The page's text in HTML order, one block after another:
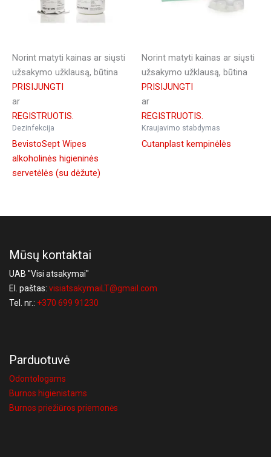
Norint matyti kainas ar siųsti
užsakymo užklausą, būtina
PRISIJUNGTI
ar
REGISTRUOTIS.
Dezinfekcija
BevistoSept Wipes
alkoholinės higieninės
servetėlės (su dėžute)
Norint matyti kainas ar siųsti
užsakymo užklausą, būtina
PRISIJUNGTI
ar
REGISTRUOTIS.
Kraujavimo stabdymas
Cutanplast kempinėlės
Mūsų kontaktai
UAB "Visi atsakymai"
El. paštas: visiatsakymaiLT@gmail.com
Tel. nr.: +370 699 91230
Parduotuvė
Odontologams
Burnos higienistams
Burnos priežiūros priemonės